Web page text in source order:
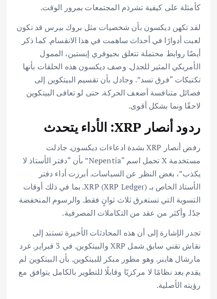
كأمثلة على كيفية تشرذم المجتمعات بمرور الوقت.
لقد تكهن ديكسون بأن شخصيات مثل بروك بيرس قد تكون
لعبت أدوارًا في أحداث ساهمت في هذا الانقسام. كما ذكر
أيضًا روابط محتملة تتعلق بجيوفري إبستين، الممول
الأمريكي المثير للجدل. وصف ديكسون هذه الحلقات بأنها
تكتيكات “فرق تسد”. وجادل بأن تقسيم البيتكوين إلى
فصائل متنافسة أضعف الحركة. حتى لو تعافى البيتكوين
لاحقًا ونما بشكل أقوى.
ردود أنصار XRP: الأداء يتحدث
رفض أنصار XRP بشدة ادعاءات ديكسون. جادلت
مستخدمة X تحمل اسم “Nepentia” بأن “دفتر الأستاذ لا
يكذب”، بغض النظر عن السياسات. أبرزت أداء دفتر
الأستاذ الخاص بـ XRP (XRP Ledger). بما في ذلك أوقات
التسوية التي تستغرق ثلاث ثوانٍ فقط. والرسوم المنخفضة
جدًا. وأكثر من عقد من التكاملات المصرفية.
تجدر الإشارة إلى أن هذه المحادثات الأخيرة تستند إلى
نقاش تقني سابق شمل XRP والبيتكوين. في 3 فبراير. غرد
مارشال هاينر. وهو مطور مبكر للبيتكوين. بأن البيتكوين لم
يقدم بعد نظامًا لا مركزيًا وقابلًا للتطوير بالكامل يتوافق مع
رؤيته الأصلية.